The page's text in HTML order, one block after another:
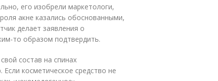
его изобрели маркетологи,
акне казались обоснованными,
делает заявления о
то образом подтвердить.
состав на спинах
косметическое средство не